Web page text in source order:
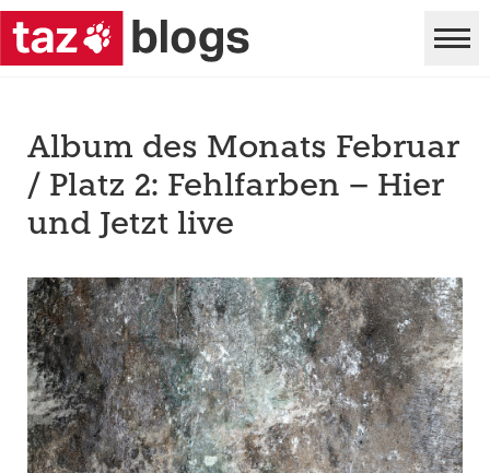
Album des Monats Februar
/ Platz 2: Fehlfarben – Hier
und Jetzt live